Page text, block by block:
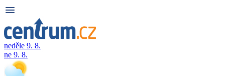
neděle 9. 8.
ne 9. 8.